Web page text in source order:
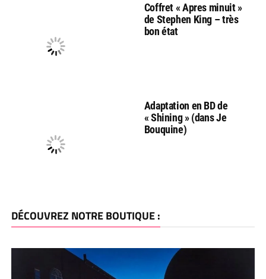
Coffret « Apres minuit »
de Stephen King – très
bon état
Adaptation en BD de
« Shining » (dans Je
Bouquine)
DÉCOUVREZ NOTRE BOUTIQUE :